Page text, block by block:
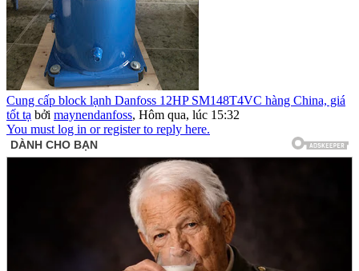
Cung cấp block lạnh Danfoss 12HP SM148T4VC hàng China, giá
tốt tạ bởi maynendanfoss, Hôm qua, lúc 15:32
You must log in or register to reply here.